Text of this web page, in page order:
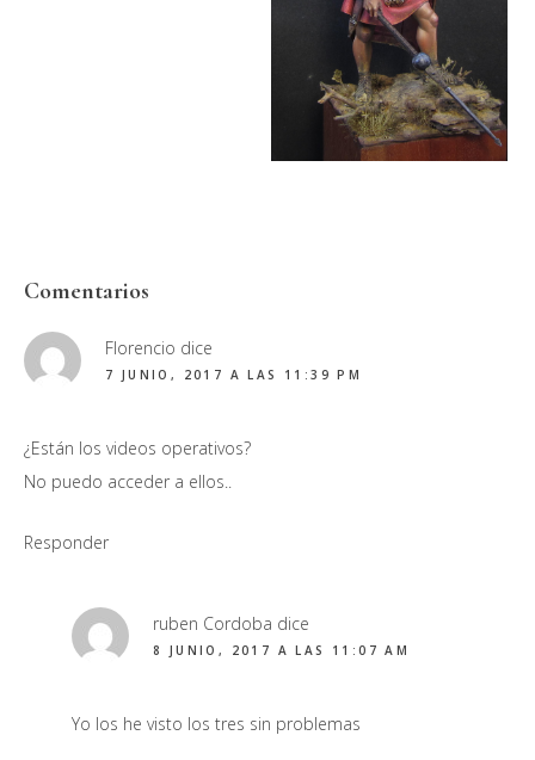
Interacciones
con
los
Comentarios
Florencio dice
7 JUNIO, 2017 A LAS 11:39 PM
¿Están los videos operativos?
No puedo acceder a ellos..
Responder
ruben Cordoba dice
8 JUNIO, 2017 A LAS 11:07 AM
Yo los he visto los tres sin problemas